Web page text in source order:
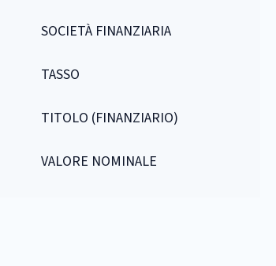
SOCIETÀ FINANZIARIA
TASSO
TITOLO (FINANZIARIO)
VALORE NOMINALE